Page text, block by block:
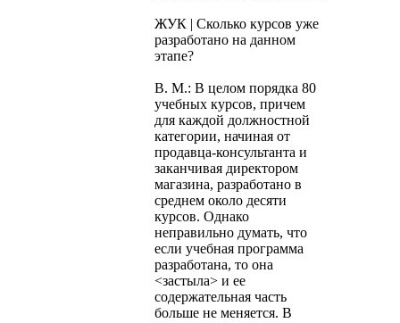
ЖУК | Сколько курсов уже
разработано на данном
этапе?
В. М.: В целом порядка 80
учебных курсов, причем
для каждой должностной
категории, начиная от
продавца-консультанта и
заканчивая директором
магазина, разработано в
среднем около десяти
курсов. Однако
неправильно думать, что
если учебная программа
разработана, то она
<застыла> и ее
содержательная часть
больше не меняется. В